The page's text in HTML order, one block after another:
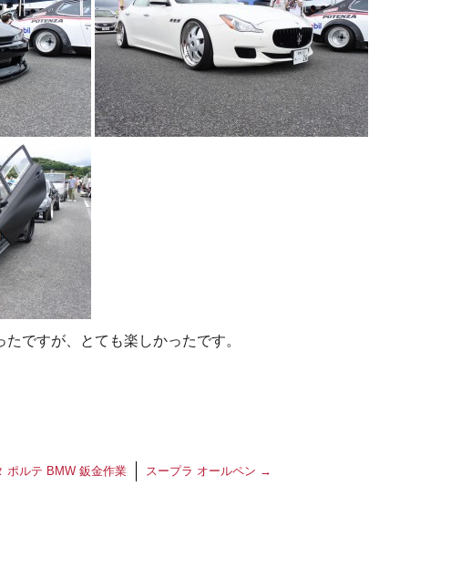
ですが、とても楽しかったです。
ポルテ BMW 鈑金作業 スープラ オールペン →